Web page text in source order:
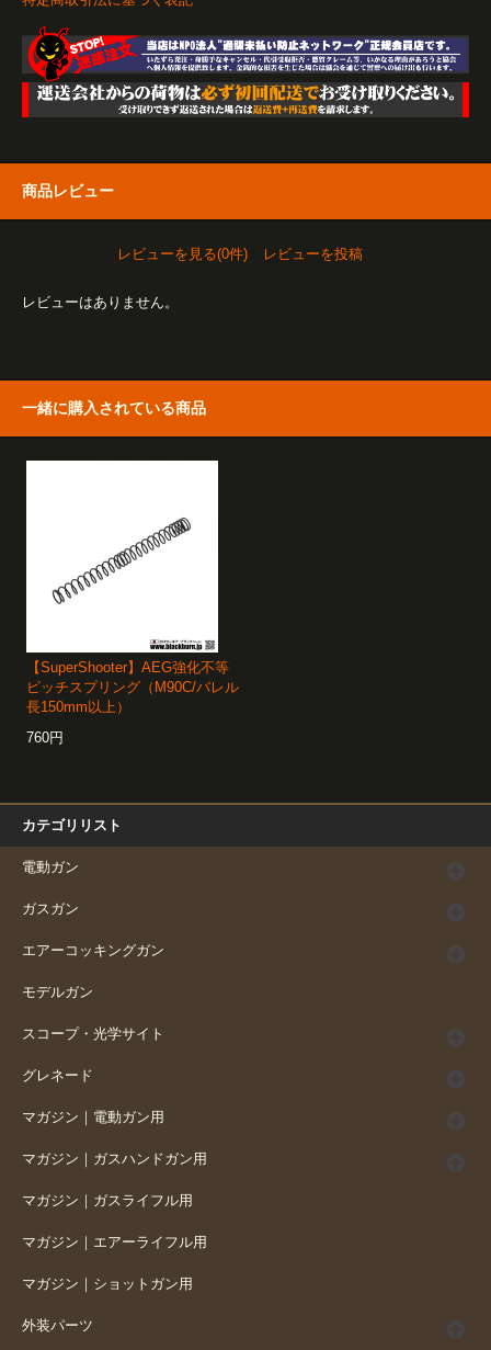
商品レビュー
レビューを見る(0件) レビューを投稿
レビューはありません。
一緒に購入されている商品
【SuperShooter】AEG強化不等
ピッチスプリング（M90C/バレル
長150mm以上）
760円
カテゴリリスト
電動ガン
ガスガン
エアーコッキングガン
モデルガン
スコープ・光学サイト
グレネード
マガジン｜電動ガン用
マガジン｜ガスハンドガン用
マガジン｜ガスライフル用
マガジン｜エアーライフル用
マガジン｜ショットガン用
外装パーツ